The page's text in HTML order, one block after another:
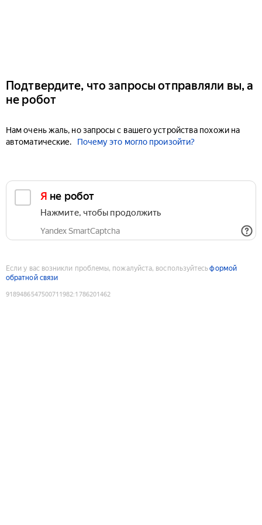
Подтвердите, что запросы отправляли вы, а
не робот
Нам очень жаль, но запросы с вашего устройства похожи на
автоматические.
Почему это могло произойти?
Я не робот
Нажмите, чтобы продолжить
Yandex SmartCaptcha
Если у вас возникли проблемы, пожалуйста, воспользуйтесьформой
обратной связи
9189486547500711982:1786201462